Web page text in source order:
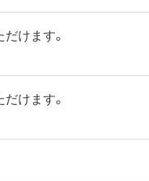
けます。
けます。